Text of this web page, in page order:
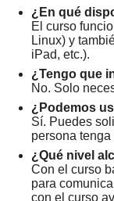
¿En qué
El curso
Linux) y
iPad, etc.).
¿Tengo que
No. Solo
¿Podemos
Sí. Puedes
persona
¿Qué nivel
Con el curso
para
con el curso